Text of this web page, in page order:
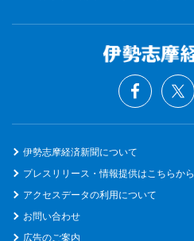
伊勢志摩経済新聞について
プレスリリース・情報提供はこちらから
アクセスデータの利用について
お問い合わせ
広告のご案内